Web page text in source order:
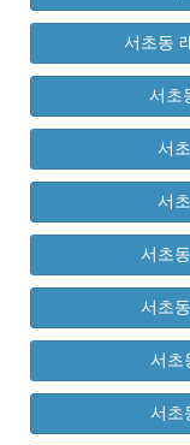
서초동
서초
서
서
서초
서초
서초
서초